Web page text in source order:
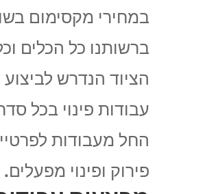
במחירי מקסימום
ברשותנו כל הכלים
הציוד הנדרש לביצוע
עבודות פינוי בכל
החל מעבודות
פירוק ופינוי מפעלים.